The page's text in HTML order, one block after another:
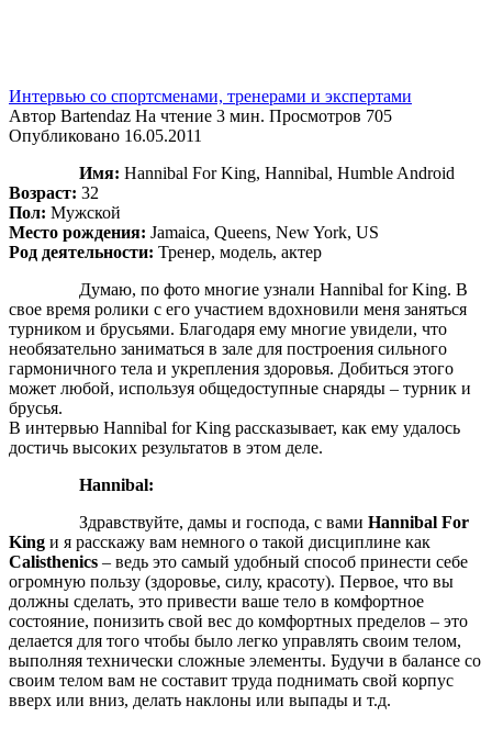
Интервью со спортсменами, тренерами и экспертами
Автор Bartendaz На чтение 3 мин. Просмотров 705
Опубликовано 16.05.2011
Имя: Hannibal For King, Hannibal, Humble Android
Возраст: 32
Пол: Мужской
Место рождения: Jamaica, Queens, New York, US
Род деятельности: Тренер, модель, актер
Думаю, по фото многие узнали Hannibal for King. В
свое время ролики с его участием вдохновили меня заняться
турником и брусьями. Благодаря ему многие увидели, что
необязательно заниматься в зале для построения сильного
гармоничного тела и укрепления здоровья. Добиться этого
может любой, используя общедоступные снаряды – турник и
брусья.
В интервью Hannibal for King рассказывает, как ему удалось
достичь высоких результатов в этом деле.
Hannibal:
Здравствуйте, дамы и господа, с вами Hannibal For
King и я расскажу вам немного о такой дисциплине как
Calisthenics – ведь это самый удобный способ принести себе
огромную пользу (здоровье, силу, красоту). Первое, что вы
должны сделать, это привести ваше тело в комфортное
состояние, понизить свой вес до комфортных пределов – это
делается для того чтобы было легко управлять своим телом,
выполняя технически сложные элементы. Будучи в балансе со
своим телом вам не составит труда поднимать свой корпус
вверх или вниз, делать наклоны или выпады и т.д.